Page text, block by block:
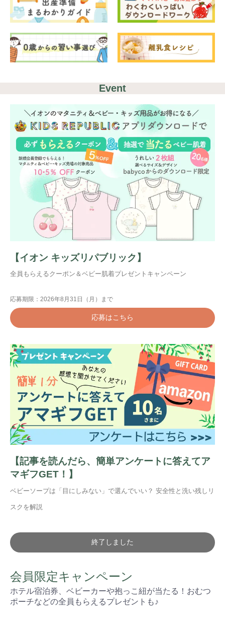
Event
【イオン キッズリパブリック】
全員もらえるクーポン＆ベビー肌着プレゼントキャンペーン
応募期限：2026年8月31日（月）まで
応募はこちら
【記事を読んだら、簡単アンケートに答えてア
マギフGET！】
ベビーソープは「目にしみない」で選んでいい？ 安全性と洗い残しリ
スクを解説
終了しました
会員限定キャンペーン
ホテル宿泊券、ベビーカーや抱っこ紐が当たる！おむつ
ポーチなどの全員もらえるプレゼントも♪